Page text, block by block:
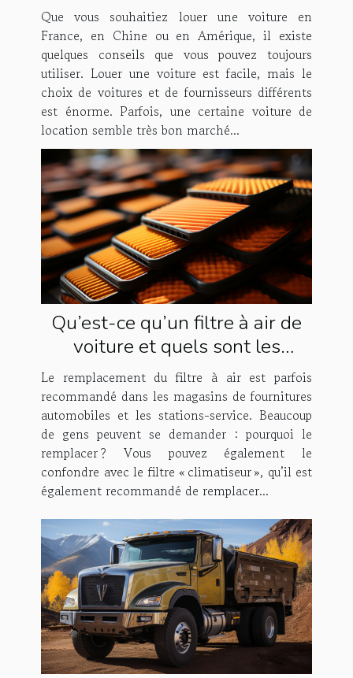
Que vous souhaitiez louer une voiture en
France, en Chine ou en Amérique, il existe
quelques conseils que vous pouvez toujours
utiliser. Louer une voiture est facile, mais le
choix de voitures et de fournisseurs différents
est énorme. Parfois, une certaine voiture de
location semble très bon marché...
Qu’est-ce qu’un filtre à air de
voiture et quels sont les
avantages et inconvénients de
le remplacer ?
Le remplacement du filtre à air est parfois
recommandé dans les magasins de fournitures
automobiles et les stations-service. Beaucoup
de gens peuvent se demander : pourquoi le
remplacer ? Vous pouvez également le
confondre avec le filtre « climatiseur », qu’il est
également recommandé de remplacer...